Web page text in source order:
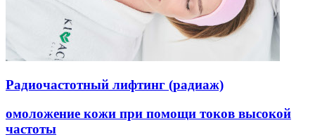
880
Радиочастотный лифтинг (радиаж)
омоложение кожи при помощи токов высокой
частоты